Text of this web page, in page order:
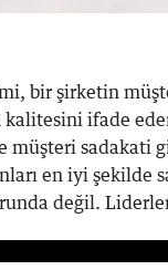
bir şirketin
ifade
müşteri sadakati
en iyi şekilde
değil.